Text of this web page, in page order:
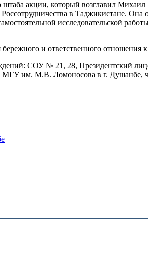
акции, который возглавил Михаил
в Таджикистане.
исследовательской
и ответственного отношения
СОУ № 21, 28, Президентский
им. М.В. Ломоносова в г. Душанбе,